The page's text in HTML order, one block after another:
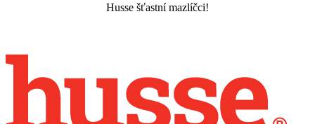
Husse šťastní mazlíčci!